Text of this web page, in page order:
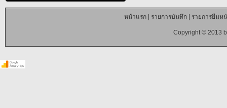
หน้าแรก| รายการบันทึก| รายการยืมห
Copyright © 2013